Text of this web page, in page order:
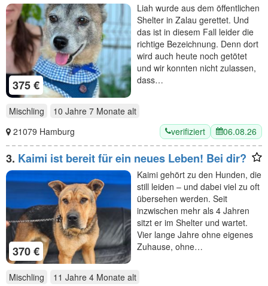
375 €
Liah wurde aus dem öffentlichen
Shelter in Zalau gerettet. Und
das ist in diesem Fall leider die
richtige Bezeichnung. Denn dort
wird auch heute noch getötet
und wir konnten nicht zulassen,
dass…
Mischling 10 Jahre 7 Monate alt
21079 Hamburg
verifiziert 06.08.26
3. Kaimi ist bereit für ein neues Leben! Bei dir?
370 €
Kaimi gehört zu den Hunden, die
still leiden – und dabei viel zu oft
übersehen werden. Seit
inzwischen mehr als 4 Jahren
sitzt er im Shelter und wartet.
Vier lange Jahre ohne eigenes
Zuhause, ohne…
Mischling 11 Jahre 4 Monate alt